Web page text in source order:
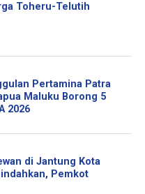
Toheru-Telutih
Pertamina Patra
Maluku Borong 5
2026
di Jantung Kota
Pemkot